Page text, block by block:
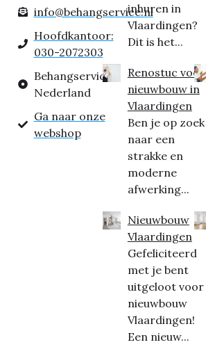
info@behangservice.nl
Hoofdkantoor:
030-2072303
Behangservice
Nederland
Ga naar onze
webshop
inhuren in
Vlaardingen?
Dit is het...
Renostuc voor
nieuwbouw in
Vlaardingen
Ben je op zoek
naar een
strakke en
moderne
afwerking...
Nieuwbouw
Vlaardingen
Gefeliciteerd
met je bent
uitgeloot voor
nieuwbouw
Vlaardingen!
Een nieuw...